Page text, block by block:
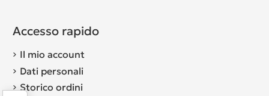
Accesso rapido
Il mio account
Dati personali
Storico ordini